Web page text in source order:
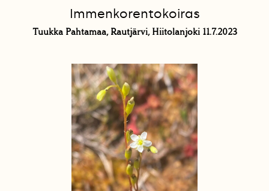
Immenkorentokoiras
Tuukka Pahtamaa, Rautjärvi, Hiitolanjoki 11.7.2023